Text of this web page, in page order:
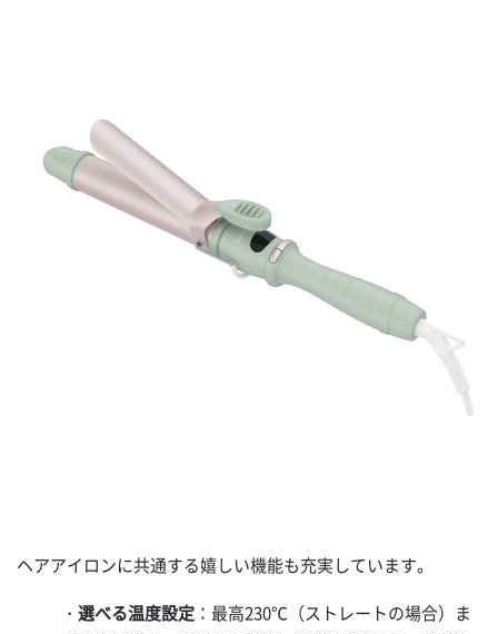
ヘアアイロンに共通する嬉しい機能も充実しています。
・ 選べる温度設定 ：最高230℃（ストレートの場合）ま